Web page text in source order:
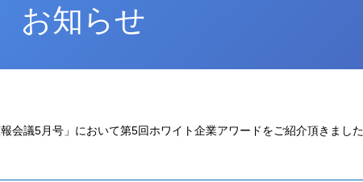
お知らせ
会議5月号」において第5回ホワイト企業アワードをご紹介頂きました